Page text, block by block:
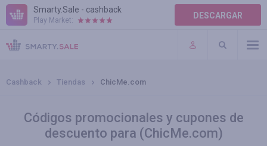
Smarty.Sale - cashback
Play Market: DESCARGAR
AYUDA
TÉRMINOS DE USO
Cashback Tiendas ChicMe.com
Códigos promocionales y cupones de
descuento para (ChicMe.com)